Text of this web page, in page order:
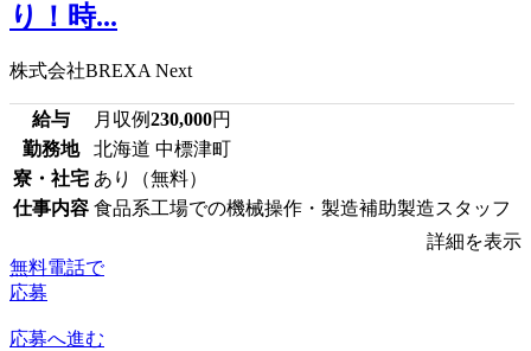
り！時...
株式会社BREXA Next
給与 月収例230,000円
勤務地
北海道 中標津町
寮・社宅 あり（無料）
仕事内容 食品系工場での機械操作・製造補助製造スタッフ
詳細を表示
無料電話で
応募
応募へ進む